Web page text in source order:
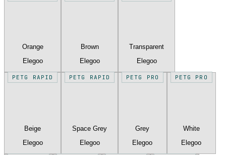
Orange
Elegoo
Brown
Elegoo
Transparent
Elegoo
PETG RAPID
Beige
Elegoo
PETG RAPID
Space Grey
Elegoo
PETG PRO
Grey
Elegoo
PETG PRO
White
Elegoo